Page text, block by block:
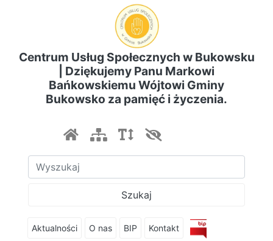
Centrum Usług Społecznych w Bukowsku
| Dziękujemy Panu Markowi
Bańkowskiemu Wójtowi Gminy
Bukowsko za pamięć i życzenia.
Szukaj
Aktualności O nas BIP Kontakt